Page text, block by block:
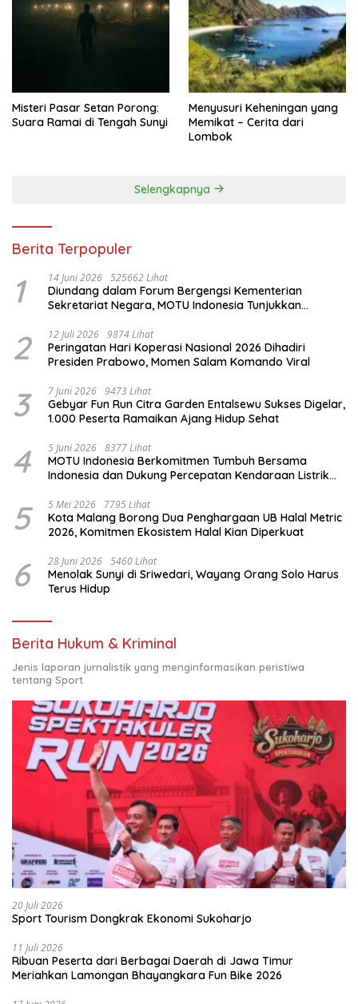
Misteri Pasar Setan Porong:
Suara Ramai di Tengah Sunyi
Menyusuri Keheningan yang
Memikat – Cerita dari
Lombok
Selengkapnya
Berita Terpopuler
1 14 Juni 2026 525662 Lihat
Diundang dalam Forum Bergengsi Kementerian
Sekretariat Negara, MOTU Indonesia Tunjukkan
2 12 Juli 2026 9874 Lihat
Peringatan Hari Koperasi Nasional 2026 Dihadiri
Presiden Prabowo, Momen Salam Komando Viral
3 7 Juni 2026 9473 Lihat
Gebyar Fun Run Citra Garden Entalsewu Sukses Digelar,
1.000 Peserta Ramaikan Ajang Hidup Sehat
4 5 Juni 2026 8377 Lihat
MOTU Indonesia Berkomitmen Tumbuh Bersama
Indonesia dan Dukung Percepatan Kendaraan Listrik
5 5 Mei 2026 7795 Lihat
Kota Malang Borong Dua Penghargaan UB Halal Metric
2026, Komitmen Ekosistem Halal Kian Diperkuat
6 28 Juni 2026 5460 Lihat
Menolak Sunyi di Sriwedari, Wayang Orang Solo Harus
Terus Hidup
Berita Hukum & Kriminal
Jenis laporan jurnalistik yang menginformasikan peristiwa
tentang Sport
20 Juli 2026
Sport Tourism Dongkrak Ekonomi Sukoharjo
11 Juli 2026
Ribuan Peserta dari Berbagai Daerah di Jawa Timur
Meriahkan Lamongan Bhayangkara Fun Bike 2026